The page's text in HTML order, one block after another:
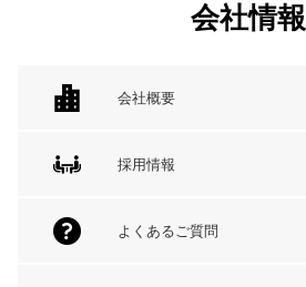
会社情報
会社概要
採用情報
よくあるご質問